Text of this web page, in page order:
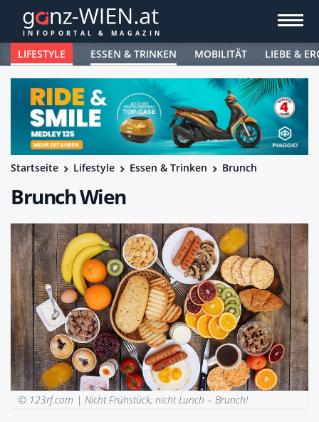
LIFESTYLE ESSEN & TRINKEN MOBILITÄT LIEBE &
Startseite Lifestyle Essen & Trinken Brunch
Brunch Wien
© 123rf.com |Nicht Frühstück, nicht Lunch – Brunch!